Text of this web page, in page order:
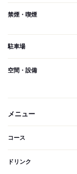
禁煙・喫煙
駐車場
空間・設備
メニュー
コース
ドリンク